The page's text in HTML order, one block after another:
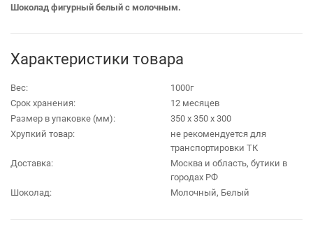
Шоколад фигурный белый с молочным.
Характеристики товара
Вес:
1000г
Срок хранения:
12 месяцев
Размер в упаковке (мм):
350 х 350 х 300
Хрупкий товар:
не рекомендуется для
транспортировки ТК
Доставка:
Москва и область, бутики в
городах РФ
Шоколад:
Молочный, Белый